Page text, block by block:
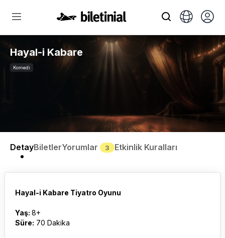
Hayal-i Kabare
Komedi
DetayBiletlerYorumlar 3 Etkinlik Kuralları
Hayal-i Kabare Tiyatro Oyunu
Yaş: 8+
Süre: 70 Dakika